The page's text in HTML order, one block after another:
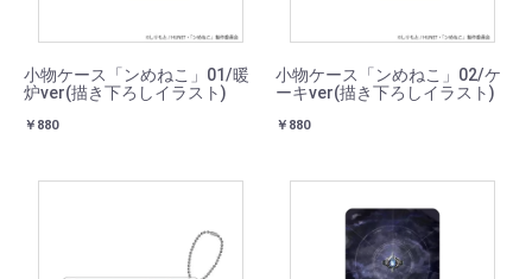
小物ケース「ンめねこ」01/暖
炉ver(描き下ろしイラスト)
￥880
小物ケース「ンめねこ」02/ケ
ーキver(描き下ろしイラスト)
￥880